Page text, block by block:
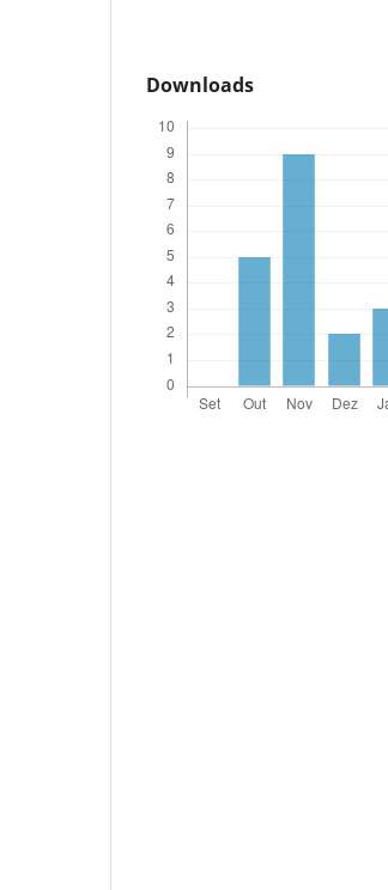
Downloads